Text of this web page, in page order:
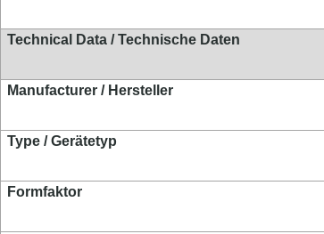
Technical Data / Technische Daten
Manufacturer / Hersteller
Type / Gerätetyp
Formfaktor